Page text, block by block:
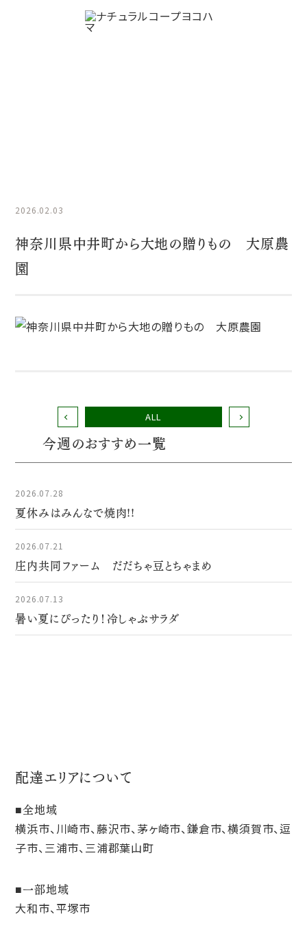
2026.02.03
神奈川県中井町から大地の贈りもの 大原農
園
ALL
今週のおすすめ一覧
2026.07.28
夏休みはみんなで焼肉!!
2026.07.21
庄内共同ファーム だだちゃ豆とちゃまめ
2026.07.13
暑い夏にぴったり！冷しゃぶサラダ
配達エリアについて
全地域
横浜市、川崎市、藤沢市、茅ヶ崎市、鎌倉市、横須賀市、逗
子市、三浦市、三浦郡葉山町
一部地域
大和市、平塚市